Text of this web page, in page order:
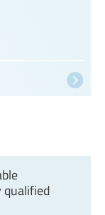
qualified